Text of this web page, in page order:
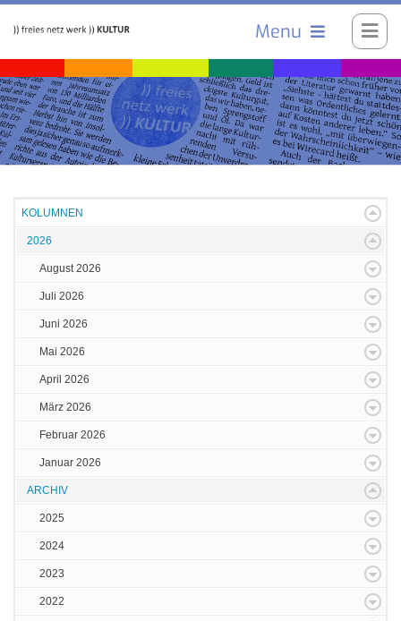
Menu
KOLUMNEN
2026
August 2026
Juli 2026
Juni 2026
Mai 2026
April 2026
März 2026
Februar 2026
Januar 2026
ARCHIV
2025
2024
2023
2022